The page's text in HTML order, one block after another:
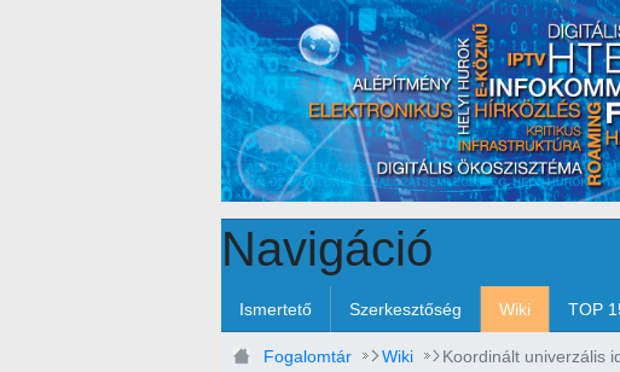
Navigáció
Ismertető Szerkesztőség Wiki TOP
Fogalomtár Wiki Koordinált univerzális